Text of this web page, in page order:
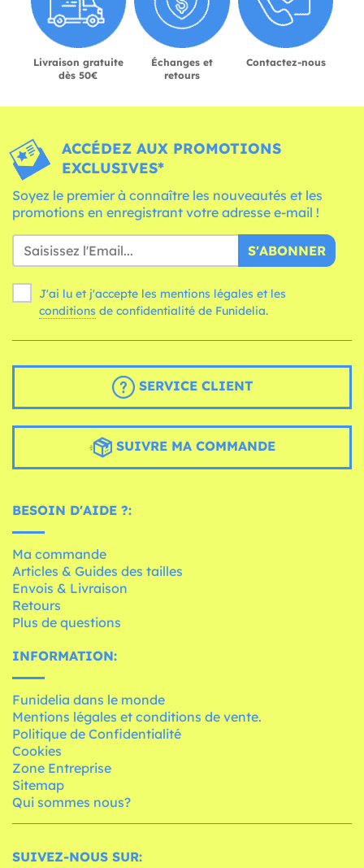
Livraison gratuite
dès 50€
Échanges et
retours
Contactez-nous
ACCÉDEZ AUX PROMOTIONS
EXCLUSIVES*
Soyez le premier à connaître les nouveautés et les
promotions en enregistrant votre adresse e-mail !
S'ABONNER
J'ai lu et j'accepte les mentions légales et les
conditions de confidentialité de Funidelia.
SERVICE CLIENT
SUIVRE MA COMMANDE
BESOIN D'AIDE ?:
Ma commande
Articles & Guides des tailles
Envois & Livraison
Retours
Plus de questions
INFORMATION:
Funidelia dans le monde
Mentions légales et conditions de vente.
Politique de Confidentialité
Cookies
Zone Entreprise
Sitemap
Qui sommes nous?
SUIVEZ-NOUS SUR: